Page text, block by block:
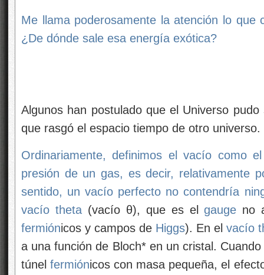
Me llama poderosamente la atención lo
¿De dónde sale esa energía exótica?
Algunos han postulado que el Universo
que rasgó el espacio tiempo de otro universo.
Ordinariamente, definimos el vacío como
presión de un gas, es decir, relativamente
sentido, un vacío perfecto no contendría
vacío theta(vacío θ), que es elgauge no
fermiónicos y campos de Higgs). En el vacío
a una función de Bloch* en un cristal.
túnelfermiónicos con masa pequeña, el